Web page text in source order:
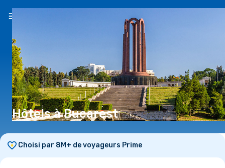
Hôtels à Bucarest
Choisi par 8M+ de voyageurs Prime